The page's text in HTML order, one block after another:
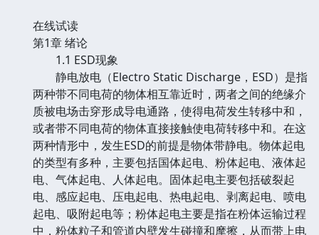
在线试读
第1章 绪论
1.1 ESD现象
静电放电（Electro Static Discharge，ESD）是指
两种带不同电荷的物体相互靠近时，两者之间的绝缘介
质被电场击穿形成导电通路，使得电荷发生转移中和，
或者带不同电荷的物体直接接触使电荷转移中和。在这
两种情形中，发生ESD的前提是物体带静电。物体起电
的类型有多种，主要包括国体起电、粉体起电、液体起
电、气体起电、人体起电。固体起电主要包括破裂起
电、感应起电、压电起电、热电起电、剥离起电、喷电
起电、吸附起电等；粉体起电主要是指在粉体运输过程
中，粉体粒子和管道内壁发生碰撞和摩擦，从而带上电